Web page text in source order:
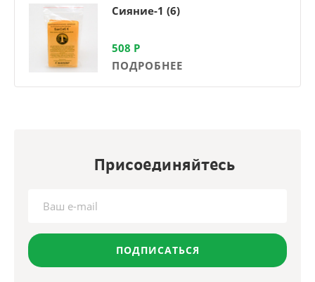
Сияние-1 (6)
508 Р
ПОДРОБНЕЕ
Присоединяйтесь
ПОДПИСАТЬСЯ